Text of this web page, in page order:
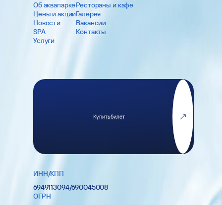
Об аквапарке
Цены и акции
Новости
SPA
Услуги
Рестораны и кафе
Галерея
Вакансии
Контакты
Купить билет
ИНН/КПП
6949113094/690045008
ОГРН